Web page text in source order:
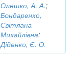
Олешко, А. А.;
Бондаренко,
Світлана
Михайлівна;
Діденко, Є. О.